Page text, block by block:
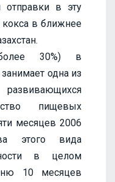
отправки в эту
кокса в ближнее
30%) в
одна из
пищевых
месяцев 2006
этого вида
в целом
10 месяцев